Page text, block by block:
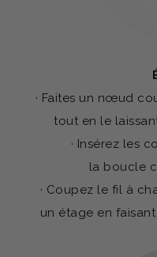
· Faites un nœud
tout en le
· Insérez les
la boucle
· Coupez le fil à
un étage en